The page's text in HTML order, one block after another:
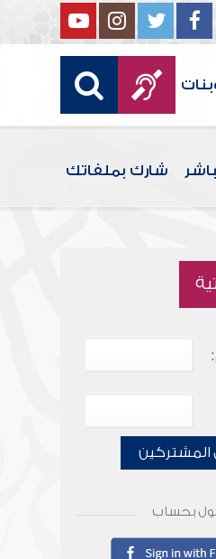
شارك بملفاتك
المشتركين
بحساب